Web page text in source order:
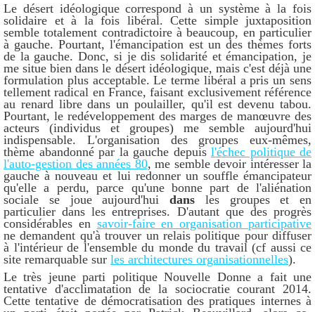
Le désert idéologique correspond à un système à la fois
solidaire et à la fois libéral. Cette simple juxtaposition
semble totalement contradictoire à beaucoup, en particulier
à gauche. Pourtant, l'émancipation est un des thèmes forts
de la gauche. Donc, si je dis solidarité et émancipation, je
me situe bien dans le désert idéologique, mais c'est déjà une
formulation plus acceptable. Le terme libéral a pris un sens
tellement radical en France, faisant exclusivement référence
au renard libre dans un poulailler, qu'il est devenu tabou.
Pourtant, le redéveloppement des marges de manœuvre des
acteurs (individus et groupes) me semble aujourd'hui
indispensable. L'organisation des groupes eux-mêmes,
thème abandonné par la gauche depuis l'échec politique de
l'auto-gestion des années 80, me semble devoir intéresser la
gauche à nouveau et lui redonner un souffle émancipateur
qu'elle a perdu, parce qu'une bonne part de l'aliénation
sociale se joue aujourd'hui dans les groupes et en
particulier dans les entreprises. D'autant que des progrès
considérables en savoir-faire en organisation participative
ne demandent qu'à trouver un relais politique pour diffuser
à l'intérieur de l'ensemble du monde du travail (cf aussi ce
site remarquable sur les architectures organisationnelles).
Le très jeune parti politique Nouvelle Donne a fait une
tentative d'acclimatation de la sociocratie courant 2014.
Cette tentative de démocratisation des pratiques internes à